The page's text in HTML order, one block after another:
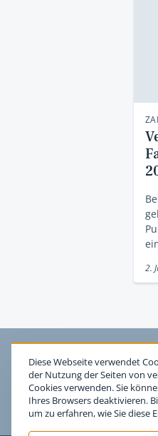
2.
Diese Webseite verwendet
der Nutzung der Seiten von
Cookies verwenden. Sie
Ihres Browsers deaktivieren.
um zu erfahren, wie Sie diese